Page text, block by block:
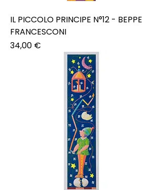
IL PICCOLO PRINCIPE N°12 - BEPPE
FRANCESCONI
Prezzo
34,00 €